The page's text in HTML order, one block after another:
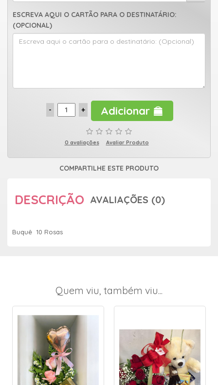
ESCREVA AQUI O CARTÃO PARA O DESTINATÁRIO:
(OPCIONAL)
Adicionar
0 avaliações Avaliar Produto
COMPARTILHE ESTE PRODUTO
DESCRIÇÃO AVALIAÇÕES (0)
Buquê 10 Rosas
Quem viu, também viu...